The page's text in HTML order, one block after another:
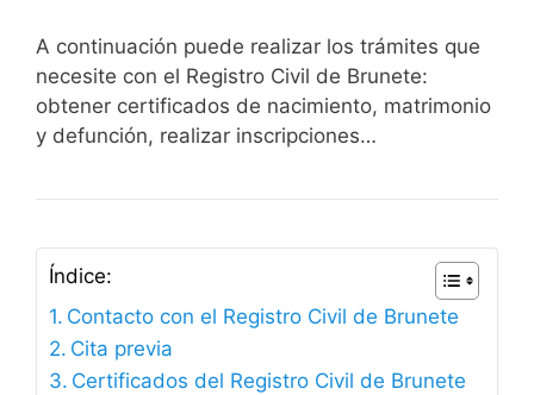
A continuación puede realizar los trámites que
necesite con el Registro Civil de Brunete:
obtener certificados de nacimiento, matrimonio
y defunción, realizar inscripciones…
Índice:
Contacto con el Registro Civil de Brunete
Cita previa
Certificados del Registro Civil de Brunete